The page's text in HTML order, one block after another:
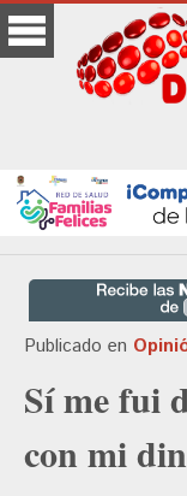
Publicado en
Sí me fui
con mi